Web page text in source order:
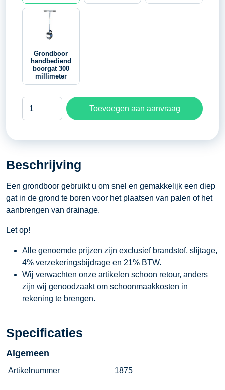
Grondboor
handbediend
boorgat 300
millimeter
handbediend
130
aantal
Toevoegen aan aanvraag
Beschrijving
Een grondboor gebruikt u om snel en gemakkelijk een diep
gat in de grond te boren voor het plaatsen van palen of het
aanbrengen van drainage.
Let op!
Alle genoemde prijzen zijn exclusief brandstof, slijtage,
4% verzekeringsbijdrage en 21% BTW.
Wij verwachten onze artikelen schoon retour, anders
zijn wij genoodzaakt om schoonmaakkosten in
rekening te brengen.
Specificaties
Algemeen
Artikelnummer 1875